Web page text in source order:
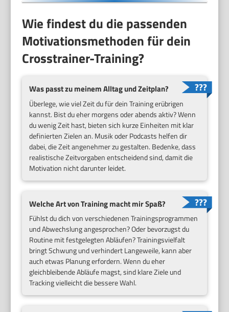
Wie findest du die passenden
Motivationsmethoden für dein
Crosstrainer-Training?
Was passt zu meinem Alltag und Zeitplan?
Überlege, wie viel Zeit du für dein Training erübrigen
kannst. Bist du eher morgens oder abends aktiv? Wenn
du wenig Zeit hast, bieten sich kurze Einheiten mit klar
definierten Zielen an. Musik oder Podcasts helfen dir
dabei, die Zeit angenehmer zu gestalten. Bedenke, dass
realistische Zeitvorgaben entscheidend sind, damit die
Motivation nicht darunter leidet.
Welche Art von Training macht mir Spaß?
Fühlst du dich von verschiedenen Trainingsprogrammen
und Abwechslung angesprochen? Oder bevorzugst du
Routine mit festgelegten Abläufen? Trainingsvielfalt
bringt Schwung und verhindert Langeweile, kann aber
auch etwas Planung erfordern. Wenn du eher
gleichbleibende Abläufe magst, sind klare Ziele und
Tracking vielleicht die bessere Wahl.